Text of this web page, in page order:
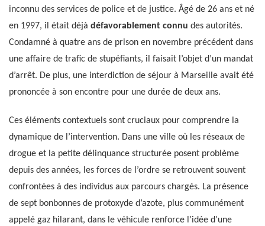
inconnu des services de police et de justice. Âgé de 26 ans et né
en 1997, il était déjà défavorablement connu des autorités.
Condamné à quatre ans de prison en novembre précédent dans
une affaire de trafic de stupéfiants, il faisait l’objet d’un mandat
d’arrêt. De plus, une interdiction de séjour à Marseille avait été
prononcée à son encontre pour une durée de deux ans.
Ces éléments contextuels sont cruciaux pour comprendre la
dynamique de l’intervention. Dans une ville où les réseaux de
drogue et la petite délinquance structurée posent problème
depuis des années, les forces de l’ordre se retrouvent souvent
confrontées à des individus aux parcours chargés. La présence
de sept bonbonnes de protoxyde d’azote, plus communément
appelé gaz hilarant, dans le véhicule renforce l’idée d’une